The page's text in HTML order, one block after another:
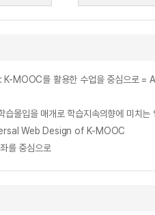
몰입을 매개로 학습지속의향에 미치는
Web Design of K-MOOC
를 중심으로